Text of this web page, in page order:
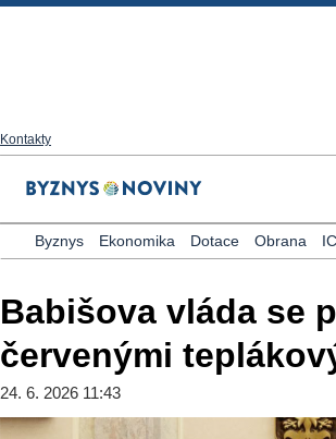
Kontakty
Byznys Ekonomika Dotace Obrana
Babišova vláda se
červenými
24. 6. 2026 11:43